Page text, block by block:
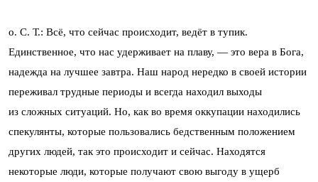
о. С. Т.: Всё, что сейчас происходит, ведёт в тупик.
Единственное, что нас удерживает на плаву, — это вера в Бога,
надежда на лучшее завтра. Наш народ нередко в своей истории
переживал трудные периоды и всегда находил выходы
из сложных ситуаций. Но, как во время оккупации находились
спекулянты, которые пользовались бедственным положением
других людей, так это происходит и сейчас. Находятся
некоторые люди, которые получают свою выгоду в ущерб